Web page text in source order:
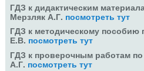
ГДЗ к дидактическим
Мерзляк А.Г. посмотреть тут
ГДЗ к методическому пособию
Е.В. посмотреть тут
ГДЗ к проверочным работам
А.Г. посмотреть тут